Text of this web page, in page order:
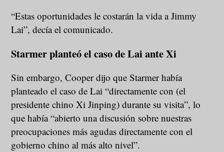
“Estas oportunidades le costarán la vida a Jimmy
Lai”, decía el comunicado.
Starmer planteó el caso de Lai ante Xi
Sin embargo, Cooper dijo que Starmer había
planteado el caso de Lai “directamente con (el
presidente chino Xi Jinping) durante su visita”, lo
que había “abierto una discusión sobre nuestras
preocupaciones más agudas directamente con el
gobierno chino al más alto nivel”.